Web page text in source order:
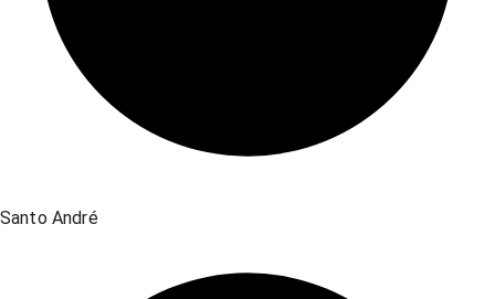
Santo André